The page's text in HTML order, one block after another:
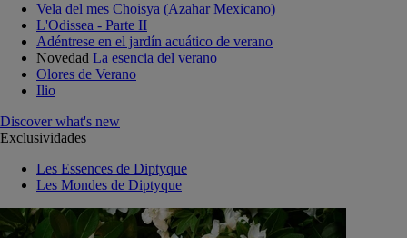
Vela del mes Choisya (Azahar Mexicano)
L'Odissea - Parte II
Adéntrese en el jardín acuático de verano
Novedad La esencia del verano
Olores de Verano
Ilio
Discover what's new
Exclusividades
Les Essences de Diptyque
Les Mondes de Diptyque